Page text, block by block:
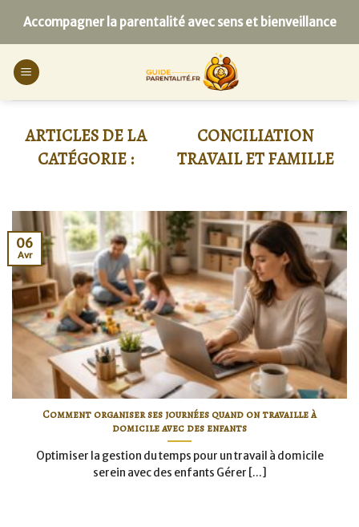
content
Accompagner la parentalité avec sens et bienveillance
CONCILIATION
TRAVAIL ET FAMILLE
Comment organiser ses journées quand on travaille à
domicile avec des enfants
Optimiser la gestion du temps pour un travail à domicile
serein avec des enfants Gérer [...]
06
Avr